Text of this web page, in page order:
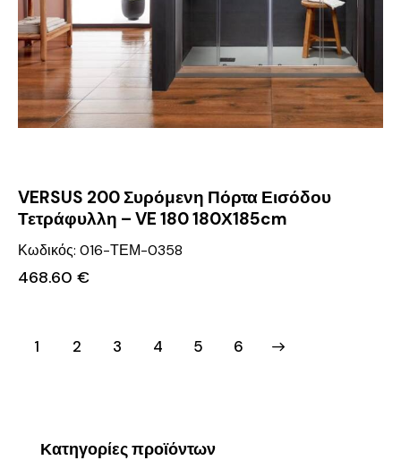
VERSUS 200 Συρόμενη Πόρτα Εισόδου
Τετράφυλλη – VE 180 180Χ185cm
Κωδικός: 016-ΤΕΜ-0358
468.60 €
1 2 3 4 5 6
→
Κατηγορίες προϊόντων